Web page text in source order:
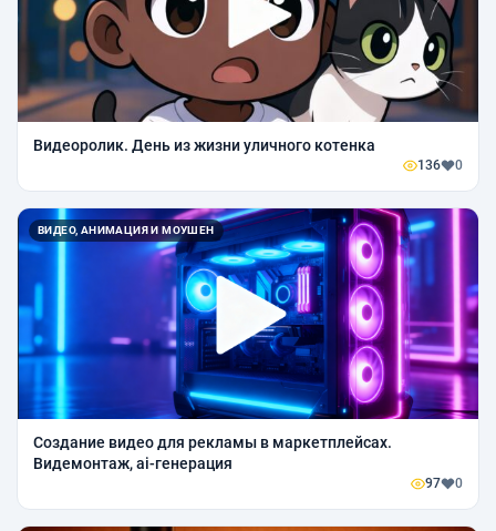
Видеоролик. День из жизни уличного котенка
136 0
ВИДЕО, АНИМАЦИЯ И МОУШЕН
Создание видео для рекламы в маркетплейсах.
Видемонтаж, ai-генерация
97 0